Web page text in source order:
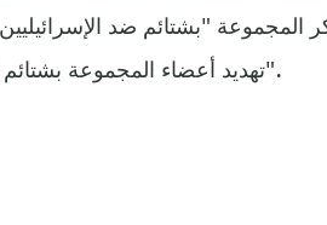
المجموعة "بشتائم ضد
تهديد أعضاء المجموعة بشتائم لاذعة وكلمات حادة".